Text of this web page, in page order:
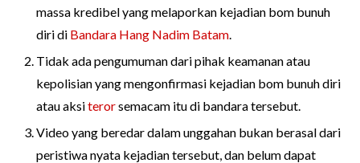
massa kredibel yang melaporkan kejadian bom bunuh
diri di Bandara Hang Nadim Batam
Tidak ada pengumuman dari pihak keamanan atau
kepolisian yang mengonfirmasi kejadian bom bunuh diri
atau aksiterorsemacam itu di bandara tersebut.
Video yang beredar dalam unggahan bukan berasal dari
peristiwa nyata kejadian tersebut, dan belum dapat